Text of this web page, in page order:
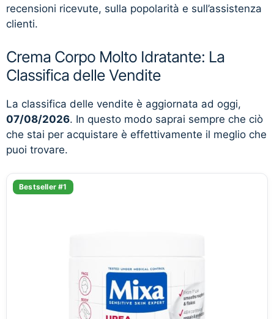
recensioni ricevute, sulla popolarità e sull’assistenza
clienti.
Crema Corpo Molto Idratante: La
Classifica delle Vendite
La classifica delle vendite è aggiornata ad oggi,
07/08/2026. In questo modo saprai sempre che ciò
che stai per acquistare è effettivamente il meglio che
puoi trovare.
Bestseller #1